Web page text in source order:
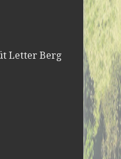
Letter Berg